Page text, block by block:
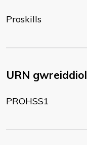
Proskills
URN gwreiddiol
PROHSS1